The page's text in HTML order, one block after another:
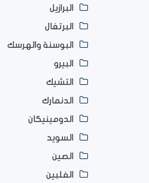
البرازيل
البرتغال
البوسنة والهرسك
البيرو
التشيك
الدنمارك
الدومينيكان
السويد
الصين
الفلبين